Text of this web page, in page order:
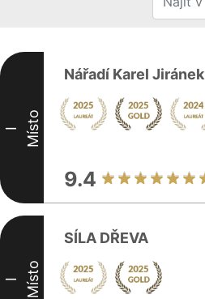
I Místo
Nářadí Karel Jiránek
9.4
I Místo
SÍLA DŘEVA